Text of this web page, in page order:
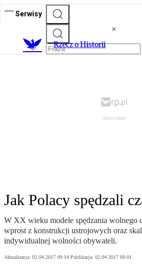
Serwisy
Rzecz o Historii
Jak Polacy spędzali
W XX wieku modele spędzania wolnego
wprost z konstrukcji ustrojowych oraz
indywidualnej wolności obywateli.
Aktualizacja: 02.04.2017 09:14 Publikacja: 02.04.2017 00:01